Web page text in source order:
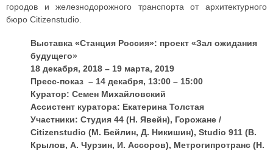
городов и железнодорожного транспорта от архитектурного
бюро Citizenstudio.
Выставка «Станция Россия»: проект «Зал ожидания
будущего»
18 декабря, 2018 – 19 марта, 2019
Пресс-показ – 14 декабря, 13:00 – 15:00
Куратор: Семен Михайловский
Ассистент куратора: Екатерина Толстая
Участники: Студия 44 (Н. Явейн), Горожане /
Citizenstudio (М. Бейлин, Д. Никишин), Studio 911 (В.
Крылов, А. Чурзин, И. Ассоров), Метрогипротранс (Н.